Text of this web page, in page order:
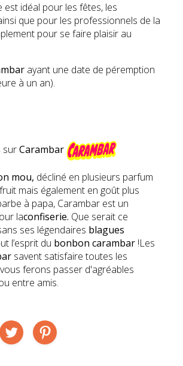
est idéal pour les fêtes, les
que pour les professionnels de la
pour se faire plaisir au
ayant une date de péremption
à un an).
surCarambar
mou, décliné en plusieurs parfum
mais également en goût plus
à papa, Carambar est un
laconfiserie. Que serait ce
ses légendaires blagues
l’esprit du bonbon carambar !Les
savent satisfaire toutes les
ferons passer d'agréables
entre amis.